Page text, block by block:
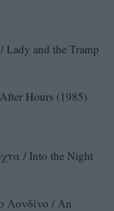
and the Tramp
Hours (1985)
/ Into the Night
Λονδίνο / An